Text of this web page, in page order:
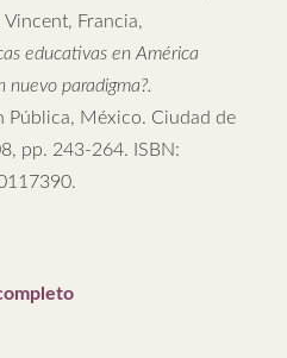
Francia,
educativas en América
nuevo paradigma?.
Pública, México. Ciudad de
pp. 243-264. ISBN: